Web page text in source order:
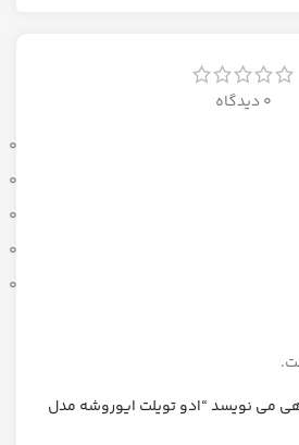
0 دیدگاه
0
0
0
0
0
می نویسد “ادو تویلت ایوروشه مدل